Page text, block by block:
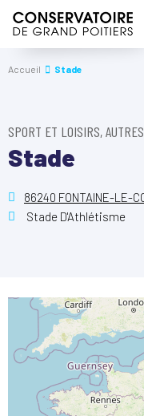
Accueil Stade
SPORT ET LOISIRS,
Stade
86240 FONTAINE-LE-
Stade D'Athlétisme